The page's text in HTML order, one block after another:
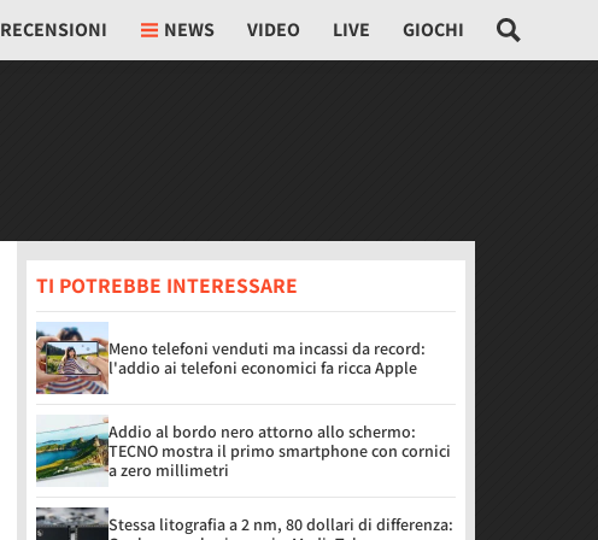
RECENSIONI NEWS VIDEO LIVE GIOCHI
TI POTREBBE INTERESSARE
Meno telefoni venduti ma incassi da record:
l'addio ai telefoni economici fa ricca Apple
Addio al bordo nero attorno allo schermo:
TECNO mostra il primo smartphone con cornici
a zero millimetri
Stessa litografia a 2 nm, 80 dollari di differenza: